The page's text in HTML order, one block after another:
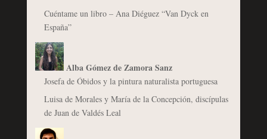
Cuéntame un libro – Ana Diéguez “Van Dyck en
España”
Alba Gómez de Zamora Sanz
Josefa de Óbidos y la pintura naturalista portuguesa
Luisa de Morales y María de la Concepción, discípulas
de Juan de Valdés Leal